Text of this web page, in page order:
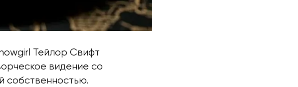
Тейлор Свифт
видение со
собственностью.